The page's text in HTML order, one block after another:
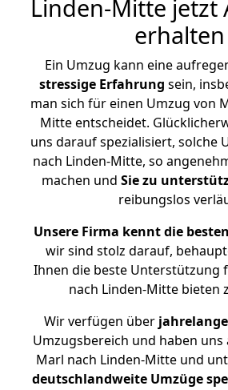
Linden-Mitte jetzt
erhalten
Ein Umzug kann eine
stressige Erfahrung sein,
man sich für einen Umzug von
Mitte entscheidet.
uns darauf spezialisiert, solche
nach Linden-Mitte, so
machen und Sie zu
reibungslos
Unsere Firma kennt die
wir sind stolz darauf,
Ihnen die beste Unterstützung
nach Linden-Mitte bieten
Wir verfügen über
Umzugsbereich und haben uns
Marl nach Linden-Mitte und
deutschlandweite Umzüge